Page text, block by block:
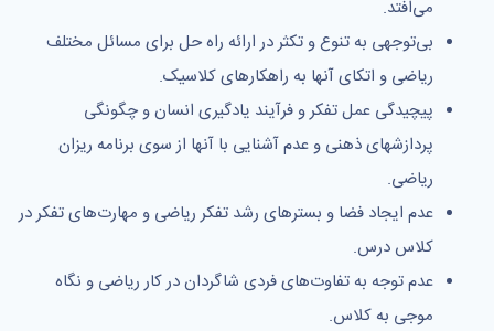
می‌افتد.
بی‌توجهی به تنوع و تکثر در ارائه راه حل برای مسائل مختلف
ریاضی و اتکای آنها به راهکارهای کلاسیک.
پیچیدگی عمل تفکر و فرآیند یادگیری انسان و چگونگی
پردازشهای ذهنی و عدم آشنایی با آنها از سوی برنامه ریزان
ریاضی.
عدم ایجاد فضا و بسترهای رشد تفکر ریاضی و مهارت‌های تفکر در
کلاس درس.
عدم توجه به تفاوت‌های فردی شاگردان در کار ریاضی و نگاه
موجی به کلاس.